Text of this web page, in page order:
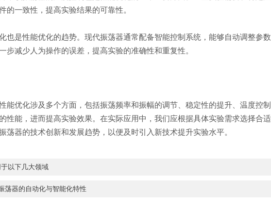
的一致性，提高实验结果的可靠性。
是性能优化的趋势。现代振荡器通常配备智能控制系统，能够自动调整参数
步减少人为操作的误差，提高实验的准确性和重复性。
优化涉及多个方面，包括振荡频率和振幅的调节、稳定性的提升、温度控
性能，进而提高实验效果。在实际应用中，我们应根据具体实验需求选择合
荡器的技术创新和发展趋势，以便及时引入新技术提升实验水平。
以下几大领域
荡器的自动化与智能化特性